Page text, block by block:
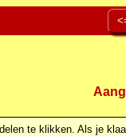
te klikken. Als je